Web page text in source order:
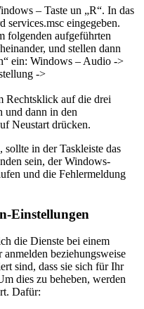
– Taste un „R“. In das
services.msc eingegeben.
folgenden aufgeführten
und stellen dann
ein: Windows – Audio ->
->
Rechtsklick auf die drei
und dann in den
Neustart drücken.
sollte in der Taskleiste das
sein, der Windows-
und die Fehlermeldung
Einstellungen
die Dienste bei einem
beziehungsweise
sind, dass sie sich für Ihr
dies zu beheben, werden
Dafür: